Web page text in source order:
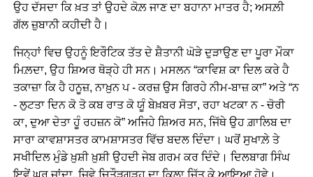
ਉਹ ਦੱਸਦਾ ਕਿ ਖ਼ਤ ਤਾਂ ਉਹਦੇ ਕੋਲ਼ ਜਾਣ ਦਾ ਬਹਾਨਾ ਮਾਤਰ ਹੈ; ਅਸਲ਼ੀ
ਗੱਲ ਜ਼ੁਬਾਨੀ ਕਹੀਦੀ ਹੈ।
ਜਿਨ੍ਹਾਂ ਵਿਚ ਉਹਨੂੰ ਇਰੌਟਿਕ ਤੱਤ ਦੇ ਸ਼ੈਤਾਨੀ ਘੋੜੇ ਦੁੜਾਉਣ ਦਾ ਪੂਰਾ ਮੌਕਾ
ਮਿਲ਼ਦਾ, ਉਹ ਸ਼ਿਅਰ ਥੋੜ੍ਹੇ ਹੀ ਸਨ। ਮਸਲਨ “ਕਾਵਿਸ਼ ਕਾ ਦਿਲ ਕਰੇ ਹੈ
ਤਕਾਜ਼ਾ ਕਿ ਹੈ ਹਨੂਜ਼, ਨਾਖ਼ੁਨ ਪ - ਕਰਜ਼ ਉਸ ਗਿਰਹੇ ਨੀਮ-ਬਾਜ਼ ਕਾ” ਅਤੇ “ਨ
- ਲੁਟਤਾ ਦਿਨ ਕੋ ਤੋ ਕਬ ਰਾਤ ਕੋ ਯੂੰ ਬੇਖ਼ਬਰ ਸੋਤਾ, ਰਹਾ ਖਟਕਾ ਨ - ਚੋਰੀ
ਕਾ, ਦੁਆ ਦੇਤਾ ਹੂੰ ਰਹਜ਼ਨ ਕੋ” ਅਜਿਹੇ ਸ਼ਿਅਰ ਸਨ, ਜਿੱਥੇ ਉਹ ਗ਼ਾਲਿਬ ਦਾ
ਸਾਰਾ ਕਾਵਸ਼ਾਸਤਰ ਕਾਮਸ਼ਾਸਤਰ ਵਿੱਚ ਬਦਲ ਦਿੰਦਾ। ਘਰੋਂ ਸੁਖਾਲ਼ੇ ਤੇ
ਸਖੀਦਿਲ ਮੁੰਡੇ ਖ਼ੁਸ਼ੀ ਖ਼ੁਸ਼ੀ ਉਹਦੀ ਜੇਬ ਗਰਮ ਕਰ ਦਿੰਦੇ। ਦਿਲਬਾਗ ਸਿੰਘ
ਇਵੇਂ ਘਰ ਜਾਂਦਾ, ਜਿਵੇ ਚਿਤੌੜਗੜ੍ਹ ਦਾ ਕਿਲਾ ਜਿੱਤ ਕੇ ਆਇਆ ਹੋਵੇ।